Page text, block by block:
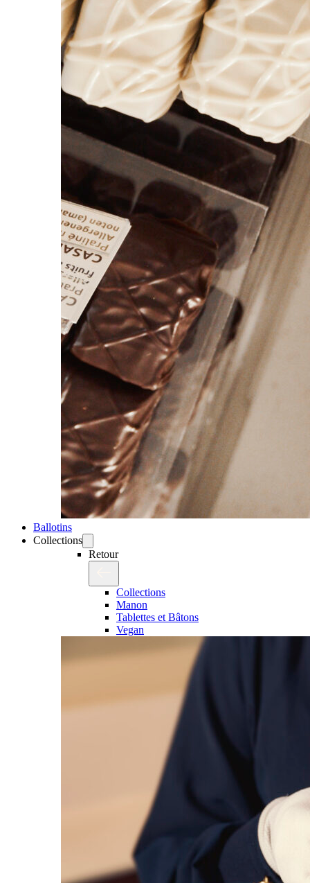
Ballotins
Collections
Retour
Collections
Manon
Tablettes et Bâtons
Vegan